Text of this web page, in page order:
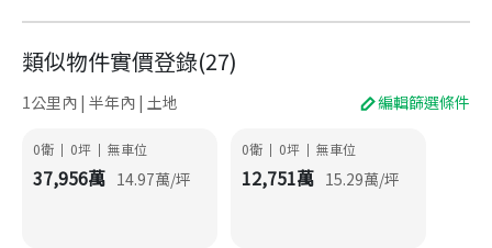
類似物件實價登錄(27)
1公里內 | 半年內 | 土地 編輯篩選條件
0衛 | 0坪 | 無車位
37,956萬 14.97萬/坪
0衛 | 0坪 | 無車位
12,751萬 15.29萬/坪